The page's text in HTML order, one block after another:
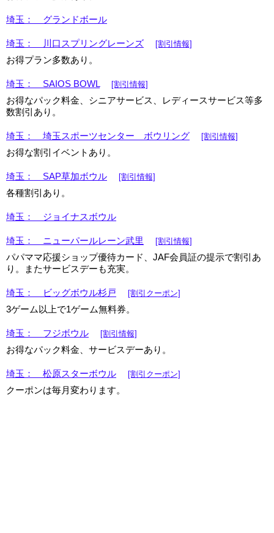
埼玉： グランドボール
埼玉： 川口スプリングレーンズ [割引情報]
お得プラン多数あり。
埼玉： SAIOS BOWL [割引情報]
お得なパック料金、シニアサービス、レディースサービス等多
数割引あり。
埼玉： 埼玉スポーツセンター ボウリング [割引情報]
お得な割引イベントあり。
埼玉： SAP草加ボウル [割引情報]
各種割引あり。
埼玉： ジョイナスボウル
埼玉： ニューパールレーン武里 [割引情報]
パパママ応援ショップ優待カード、JAF会員証の提示で割引あ
り。またサービスデーも充実。
埼玉： ビッグボウル杉戸 [割引クーポン]
3ゲーム以上で1ゲーム無料券。
埼玉： フジボウル [割引情報]
お得なパック料金、サービスデーあり。
埼玉： 松原スターボウル [割引クーポン]
クーポンは毎月変わります。